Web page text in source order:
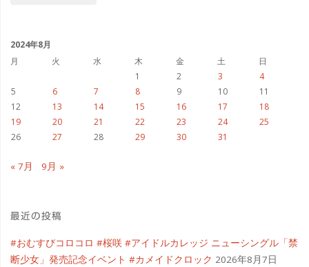
ブ
2024年8月
月
火 水 木 金 土
日
1
2 3
4
5
6 7 8 9 10
11
12
13 14 15 16 17
18
19
20 21 22 23 24
25
26
27 28 29 30 31
« 7月 9月 »
最近の投稿
#おむすびコロコロ #桜咲 #アイドルカレッジ ニューシングル「禁
断少女」発売記念イベント #カメイドクロック 2026年8月7日